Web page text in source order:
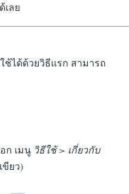
เลย
ได้ด้วยวิธีแรก สามารถ
ก เมนู วิธีใช้ > เกี่ยวกับ
ขียว)